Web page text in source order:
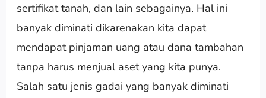
sertifikat tanah, dan lain sebagainya. Hal ini
banyak diminati dikarenakan kita dapat
mendapat pinjaman uang atau dana tambahan
tanpa harus menjual aset yang kita punya.
Salah satu jenis gadai yang banyak diminati